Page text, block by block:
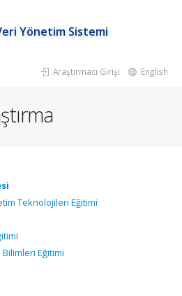
Yönetim Sistemi
Araştırmacı Girişi English
Teknolojileri Eğitimi
Eğitimi